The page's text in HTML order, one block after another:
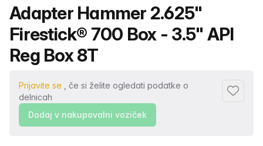
Ime izdelka
Adapter Hammer 2.625"
Firestick® 700 Box - 3.5" API
Reg Box 8T
Prijavite se , če si želite ogledati podatke o
delnicah
Dodaj
Dodaj v nakupovalni voziček